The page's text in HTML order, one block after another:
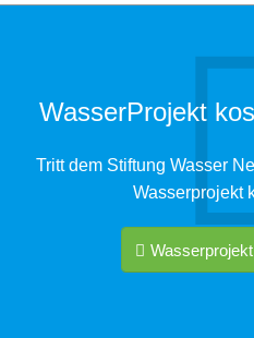
WasserProjekt
Tritt dem Stiftung Wasser
Wasserprojekt